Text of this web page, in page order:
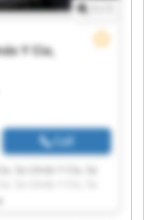
Y Cia,
Call
Sa Llinás Y Cia, Sa